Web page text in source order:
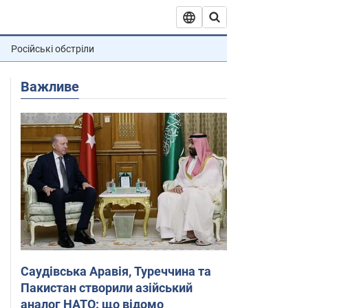
Російські обстріли
Важливе
Саудівська Аравія, Туреччина та
Пакистан створили азійський
аналог НАТО: що відомо